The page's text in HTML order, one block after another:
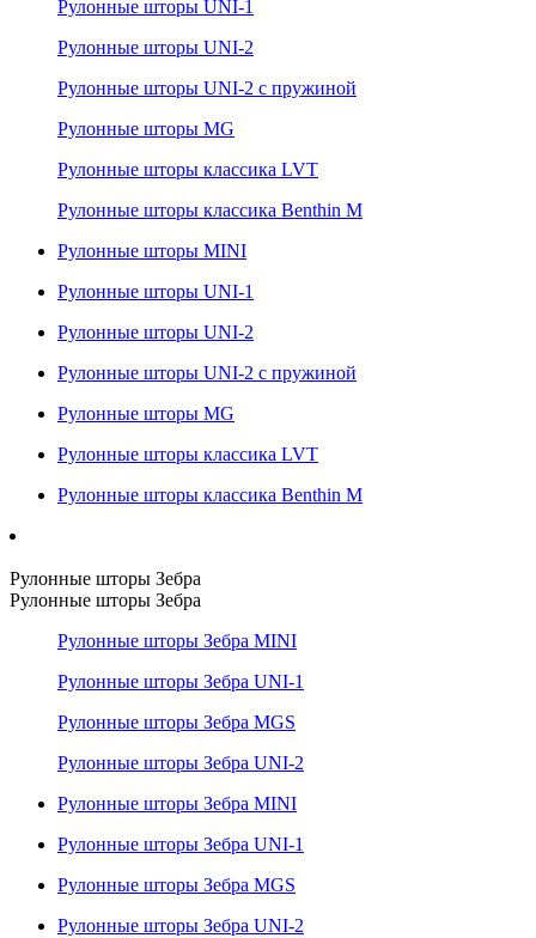
Рулонные шторы UNI-1
Рулонные шторы UNI-2
Рулонные шторы UNI-2 с пружиной
Рулонные шторы MG
Рулонные шторы классика LVT
Рулонные шторы классика Benthin M
Рулонные шторы MINI
Рулонные шторы UNI-1
Рулонные шторы UNI-2
Рулонные шторы UNI-2 с пружиной
Рулонные шторы MG
Рулонные шторы классика LVT
Рулонные шторы классика Benthin M
Рулонные шторы Зебра
Рулонные шторы Зебра
Рулонные шторы Зебра MINI
Рулонные шторы Зебра UNI-1
Рулонные шторы Зебра MGS
Рулонные шторы Зебра UNI-2
Рулонные шторы Зебра MINI
Рулонные шторы Зебра UNI-1
Рулонные шторы Зебра MGS
Рулонные шторы Зебра UNI-2